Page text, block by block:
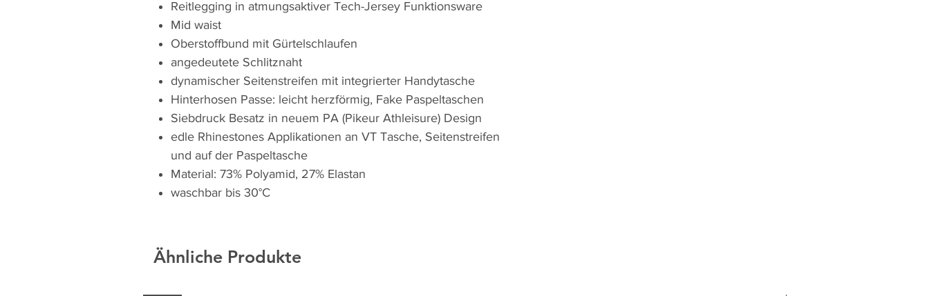
Reitlegging in atmungsaktiver Tech-Jersey Funktionsware
Mid waist
Oberstoffbund mit Gürtelschlaufen
angedeutete Schlitznaht
dynamischer Seitenstreifen mit integrierter Handytasche
Hinterhosen Passe: leicht herzförmig, Fake Paspeltaschen
Siebdruck Besatz in neuem PA (Pikeur Athleisure) Design
edle Rhinestones Applikationen an VT Tasche, Seitenstreifen
und auf der Paspeltasche
Material: 73% Polyamid, 27% Elastan
waschbar bis 30°C
Ähnliche Produkte